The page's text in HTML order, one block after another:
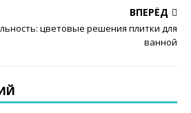
ВПЕРЁД
цветовые решения плитки для
ванной